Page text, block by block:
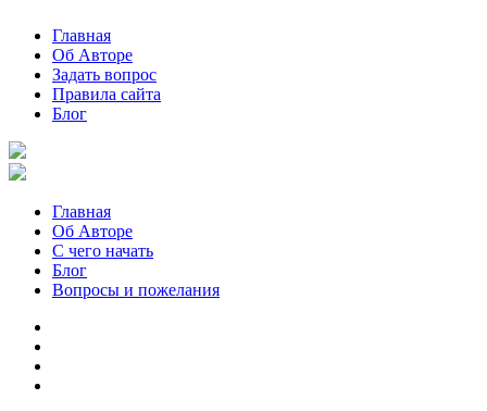
Главная
Об Авторе
Задать вопрос
Правила сайта
Блог
Главная
Об Авторе
С чего начать
Блог
Вопросы и пожелания